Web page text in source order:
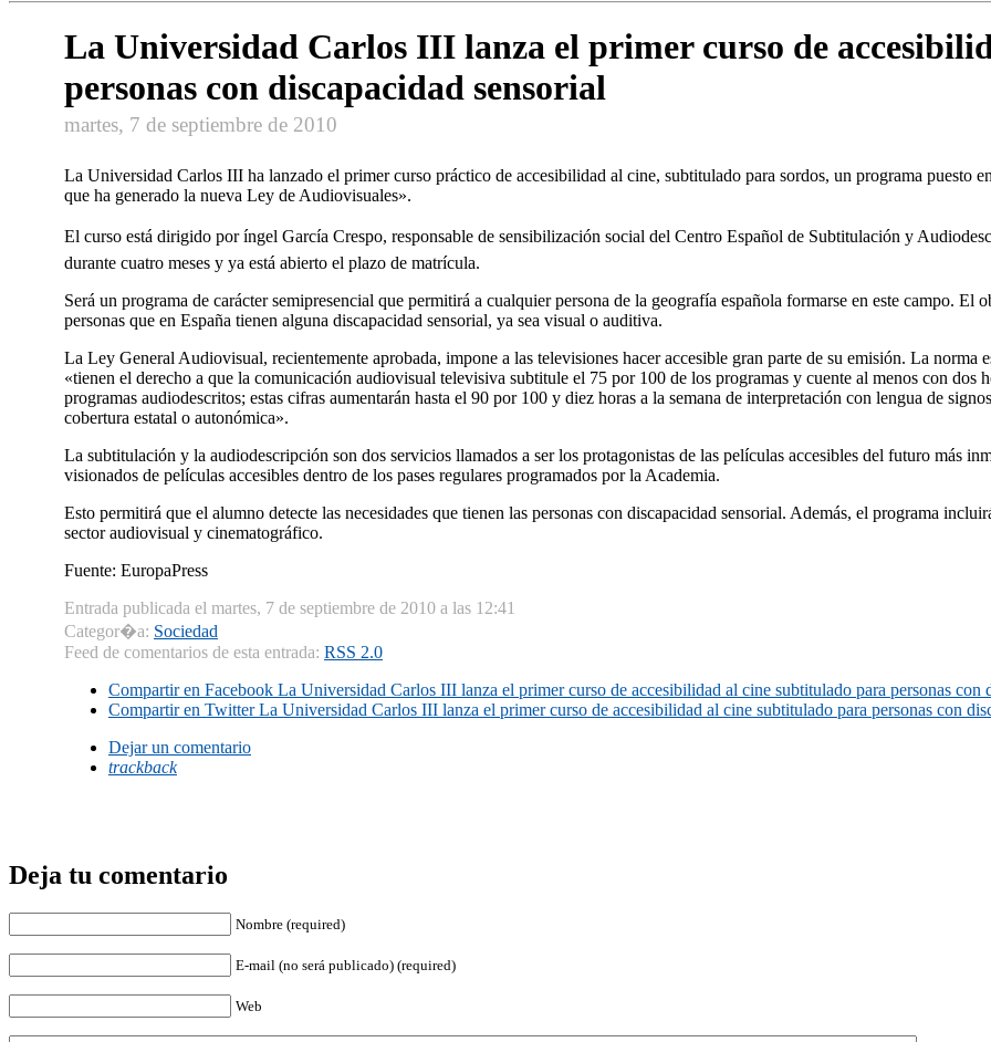
La Universidad Carlos III lanza el primer curso de
personas con discapacidad sensorial
martes, 7 de septiembre de 2010
La Universidad Carlos III ha lanzado el primer curso práctico de accesibilidad al cine, subtitulado para sordos, un programa puesto
que ha generado la nueva Ley de Audiovisuales».
El curso está dirigido por íngel Garcí­a Crespo, responsable de sensibilización social del Centro Español de Subtitulación y
durante cuatro meses y ya está abierto el plazo de matrí­cula.
Será un programa de carácter semipresencial que permitirá a cualquier persona de la geografí­a española formarse en este campo. El
personas que en España tienen alguna discapacidad sensorial, ya sea visual o auditiva.
La Ley General Audiovisual, recientemente aprobada, impone a las televisiones hacer accesible gran parte de su emisión. La norma
«tienen el derecho a que la comunicación audiovisual televisiva subtitule el 75 por 100 de los programas y cuente al menos con dos
programas audiodescritos; estas cifras aumentarán hasta el 90 por 100 y diez horas a la semana de interpretación con lengua de
cobertura estatal o autonómica».
La subtitulación y la audiodescripción son dos servicios llamados a ser los protagonistas de las pelí­culas accesibles del futuro más
visionados de pelí­culas accesibles dentro de los pases regulares programados por la Academia.
Esto permitirá que el alumno detecte las necesidades que tienen las personas con discapacidad sensorial. Además, el programa
sector audiovisual y cinematográfico.
Fuente: EuropaPress
Entrada publicada el martes, 7 de septiembre de 2010 a las 12:41
Categor�a: Sociedad
Feed de comentarios de esta entrada: RSS 2.0
Compartir en Facebook La Universidad Carlos III lanza el primer curso de accesibilidad al cine subtitulado para personas con
Compartir en TwitterLa Universidad Carlos III lanza el primer curso de accesibilidad al cine subtitulado para personas con
Dejar un comentario
trackback
Deja tu comentario
Nombre (required)
E-mail (no será publicado) (required)
Web